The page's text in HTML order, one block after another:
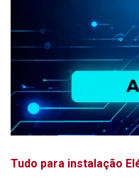
Tudo para instalação